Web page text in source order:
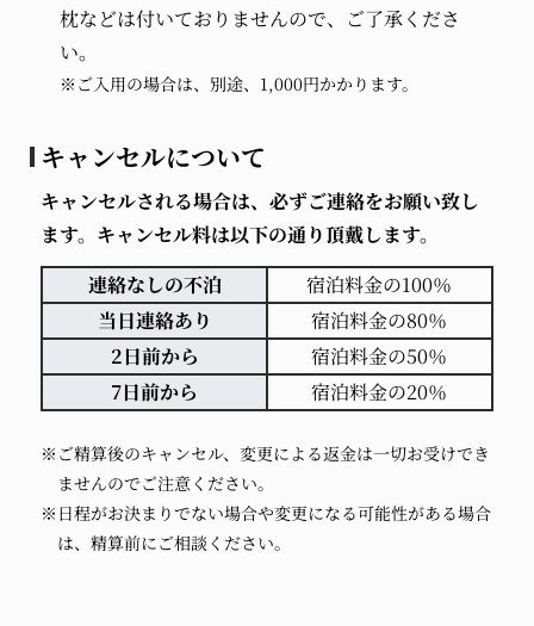
枕などは付いておりませんので、ご了承くださ
い。
※ご入用の場合は、別途、1,000円かかります。
キャンセルについて
キャンセルされる場合は、必ずご連絡をお願い致し
ます。キャンセル料は以下の通り頂戴します。
連絡なしの不泊
宿泊料金の100％
当日連絡あり
宿泊料金の80％
2日前から
宿泊料金の50％
7日前から
宿泊料金の20％
※ご精算後のキャンセル、変更による返金は一切お受けでき
ませんのでご注意ください。
※日程がお決まりでない場合や変更になる可能性がある場合
は、精算前にご相談ください。